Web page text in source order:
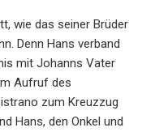
wie das seiner Brüder
Denn Hans verband
mit Johanns Vater
Aufruf des
zum Kreuz­zug
Hans, den Onkel und